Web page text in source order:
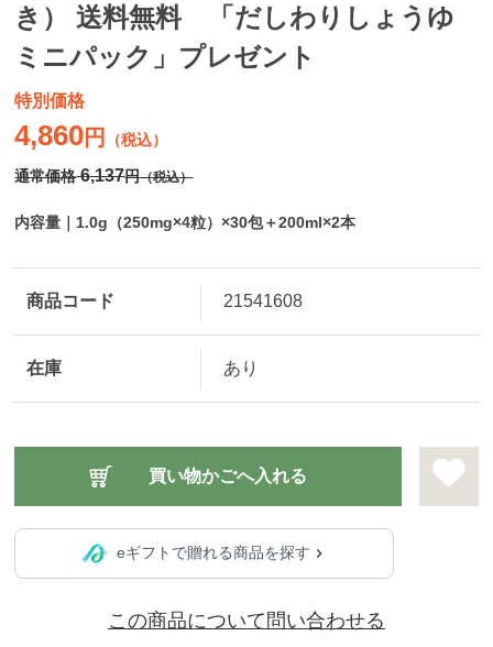
き） 送料無料 「だしわりしょうゆ
ミニパック」プレゼント
内容量｜1.0g（250mg×4粒）×30包＋200ml×2本
特別価格
4,860円 （税込）
通常価格6,137円（税込）
商品コード 21541608
在庫 あり
eギフトで贈れる商品を探す
この商品について問い合わせる